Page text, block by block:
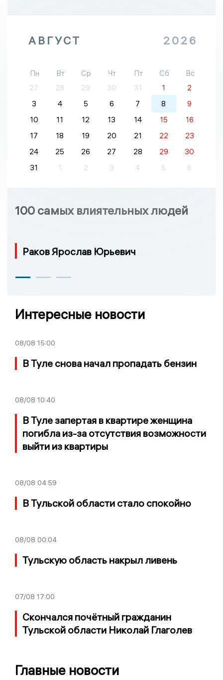
АВГУСТ 2026
Пн Вт Ср Чт Пт Сб
Вс
27
28 29 30 31 1
2
3
4 5 6 7 8
9
10
11 12 13 14 15
16
17
18 19 20 21 22
23
24
25 26 27 28 29
30
31
1 2 3 4 5 6
100 самых влиятельных людей
Раков Ярослав Юрьевич
Интересные новости
08/08 15:00
В Туле снова начал пропадать бензин
08/08 10:40
В Туле запертая в квартире женщина
погибла из-за отсутствия возможности
выйти из квартиры
08/08 04:59
В Тульской области стало спокойно
08/08 00:04
Тульскую область накрыл ливень
07/08 17:00
Скончался почётный гражданин
Тульской области Николай Глаголев
Главные новости